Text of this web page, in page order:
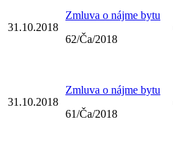
31.10.2018
Zmluva o nájme bytu
62/Ča/2018
31.10.2018
Zmluva o nájme bytu
61/Ča/2018